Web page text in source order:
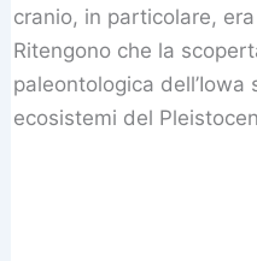
cranio, in particolare,
Ritengono che la
paleontologica dell’Iowa
ecosistemi del